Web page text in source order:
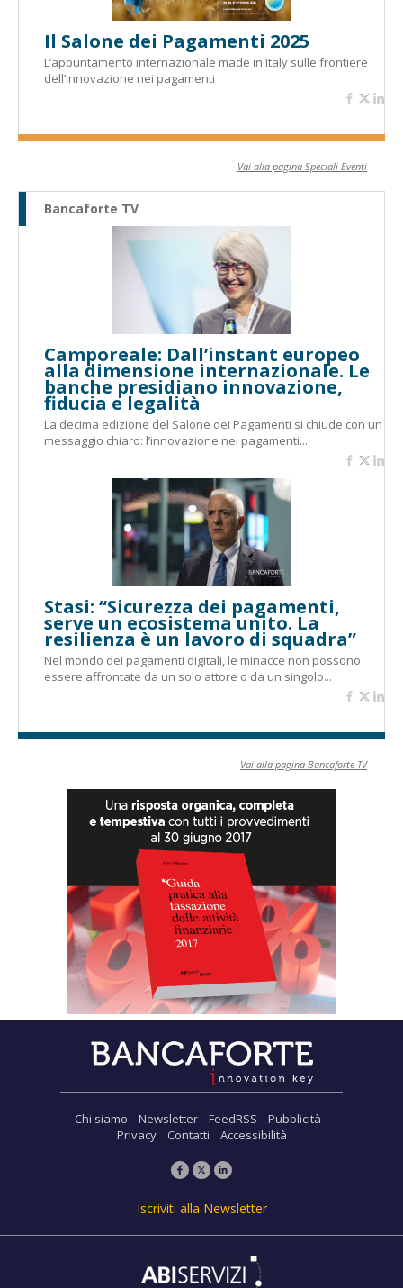
Il Salone dei Pagamenti 2025
L’appuntamento internazionale made in Italy sulle frontiere
dell’innovazione nei pagamenti
Vai alla pagina Speciali Eventi
Bancaforte TV
Camporeale: Dall’instant europeo
alla dimensione internazionale. Le
banche presidiano innovazione,
fiducia e legalità
La decima edizione del Salone dei Pagamenti si chiude con un
messaggio chiaro: l’innovazione nei pagamenti...
Stasi: “Sicurezza dei pagamenti,
serve un ecosistema unito. La
resilienza è un lavoro di squadra”
Nel mondo dei pagamenti digitali, le minacce non possono
essere affrontate da un solo attore o da un singolo...
Vai alla pagina Bancaforte TV
Chi siamo Newsletter FeedRSS
Pubblicità
Privacy
Contatti Accessibilità
Iscriviti alla Newsletter